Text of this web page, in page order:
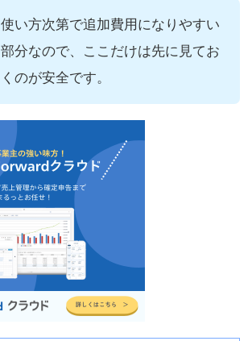
使い方次第で追加費用になりやすい
部分なので、ここだけは先に見てお
くのが安全です。